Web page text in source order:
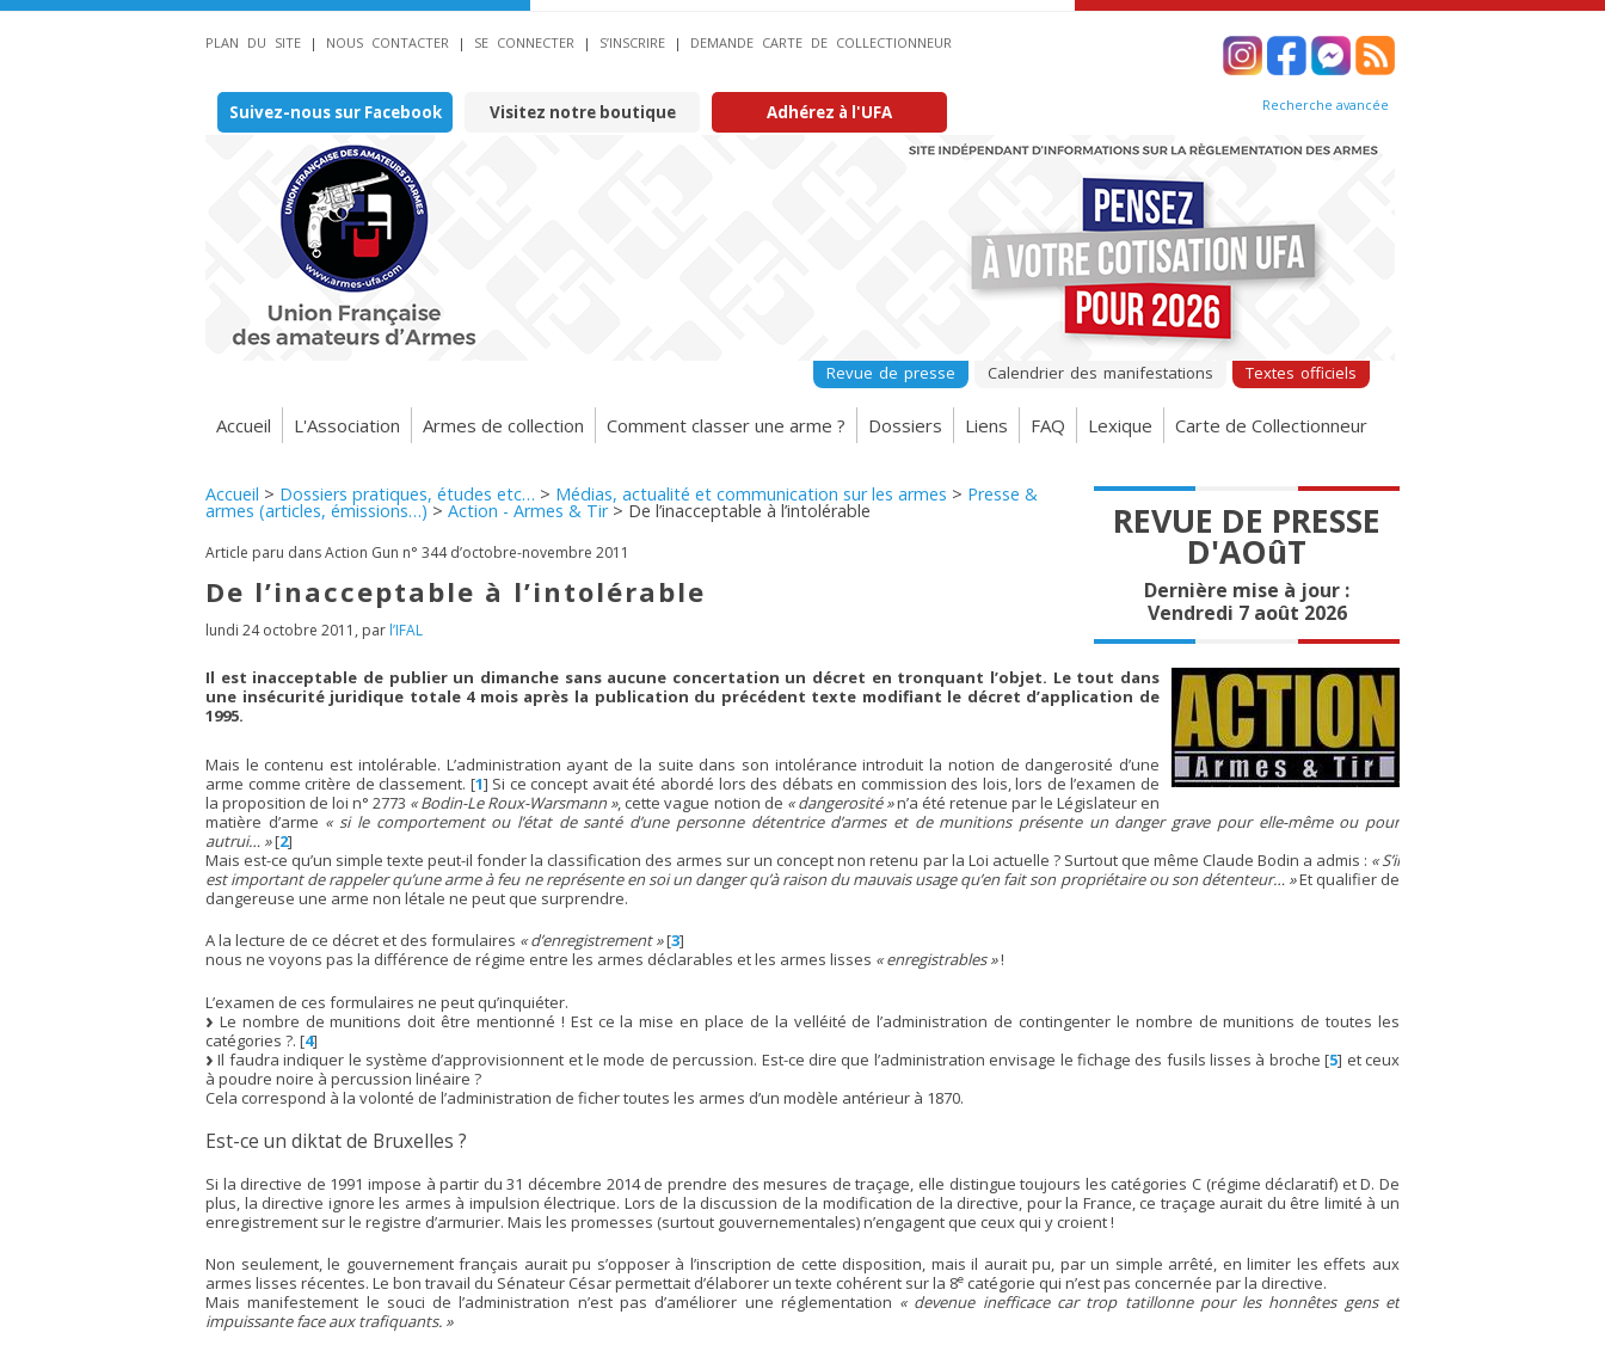
PLAN DU SITE | NOUS CONTACTER | SE CONNECTER | S’INSCRIRE | DEMANDE CARTE DE COLLECTIONNEUR
Suivez-nous sur Facebook Visitez notre boutique Adhérez à l'UFA Recherche avancée
Revue de presse Calendrier des manifestations Textes officiels
Accueil L'Association Armes de collection Comment classer une arme ? Dossiers Liens FAQ Lexique Carte de Collectionneur
REVUE DE PRESSE
D'AOûT
Dernière mise à jour :
Vendredi 7 août 2026
Accueil > Dossiers pratiques, études etc… > Médias, actualité et communication sur les armes > Presse &
armes (articles, émissions…)> Action - Armes & Tir> De l’inacceptable à l’intolérable
Article paru dans Action Gun n° 344 d’octobre-novembre 2011
De l’inacceptable à l’intolérable
lundi 24 octobre 2011 , par l’IFAL
Il est inacceptable de publier un dimanche sans aucune concertation un décret en tronquant l’objet. Le tout dans
une insécurité juridique totale 4 mois après la publication du précédent texte modifiant le décret d’application de
1995.
Mais le contenu est intolérable. L’administration ayant de la suite dans son intolérance introduit la notion de dangerosité d’une
arme comme critère de classement. [1] Si ce concept avait été abordé lors des débats en commission des lois, lors de l’examen de
la proposition de loi n° 2773 « Bodin-Le Roux-Warsmann », cette vague notion de « dangerosité »n’a été retenue par le Législateur en
matière d’arme « si le comportement ou l’état de santé d’une personne détentrice d’armes et de munitions présente un danger grave pour elle-même ou pour
autrui… »[2]
Mais est-ce qu’un simple texte peut-il fonder la classification des armes sur un concept non retenu par la Loi actuelle ? Surtout que même Claude Bodin a admis : « S’il
est important de rappeler qu’une arme à feu ne représente en soi un danger qu’à raison du mauvais usage qu’en fait son propriétaire ou son détenteur… »Et qualifier de
dangereuse une arme non létale ne peut que surprendre.
A la lecture de ce décret et des formulaires « d’enregistrement »[3]
nous ne voyons pas la différence de régime entre les armes déclarables et les armes lisses « enregistrables »!
L’examen de ces formulaires ne peut qu’inquiéter.
Le nombre de munitions doit être mentionné ! Est ce la mise en place de la velléité de l’administration de contingenter le nombre de munitions de toutes les
catégories ?. [4]
Il faudra indiquer le système d’approvisionnent et le mode de percussion. Est-ce dire que l’administration envisage le fichage des fusils lisses à broche [5] et ceux
à poudre noire à percussion linéaire ?
Cela correspond à la volonté de l’administration de ficher toutes les armes d’un modèle antérieur à 1870.
Est-ce un diktat de Bruxelles ?
Si la directive de 1991 impose à partir du 31 décembre 2014 de prendre des mesures de traçage, elle distingue toujours les catégories C (régime déclaratif) et D. De
plus, la directive ignore les armes à impulsion électrique. Lors de la discussion de la modification de la directive, pour la France, ce traçage aurait du être limité à un
enregistrement sur le registre d’armurier. Mais les promesses (surtout gouvernementales) n’engagent que ceux qui y croient !
Non seulement, le gouvernement français aurait pu s’opposer à l’inscription de cette disposition, mais il aurait pu, par un simple arrêté, en limiter les effets aux
armes lisses récentes. Le bon travail du Sénateur César permettait d’élaborer un texte cohérent sur la 8e catégorie qui n’est pas concernée par la directive.
Mais manifestement le souci de l’administration n’est pas d’améliorer une réglementation « devenue inefficace car trop tatillonne pour les honnêtes gens et
impuissante face aux trafiquants. »